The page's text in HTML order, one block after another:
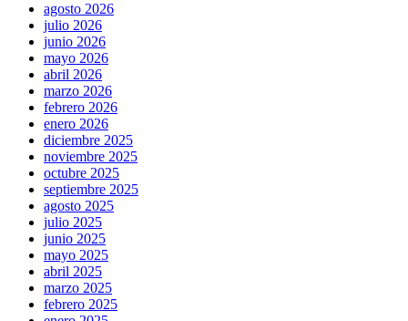
agosto 2026
julio 2026
junio 2026
mayo 2026
abril 2026
marzo 2026
febrero 2026
enero 2026
diciembre 2025
noviembre 2025
octubre 2025
septiembre 2025
agosto 2025
julio 2025
junio 2025
mayo 2025
abril 2025
marzo 2025
febrero 2025